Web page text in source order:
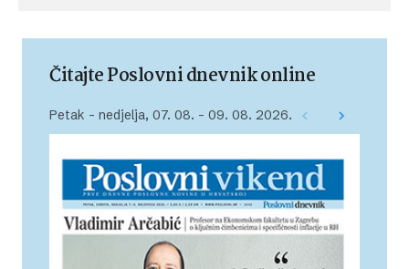
Čitajte Poslovni dnevnik online
Petak – nedjelja, 07. 08. – 09. 08. 2026.